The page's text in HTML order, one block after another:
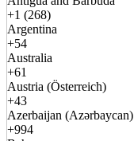
+1 (268)
Argentina
+54
Australia
+61
Austria (Österreich)
+43
Azerbaijan (Azərbaycan)
+994